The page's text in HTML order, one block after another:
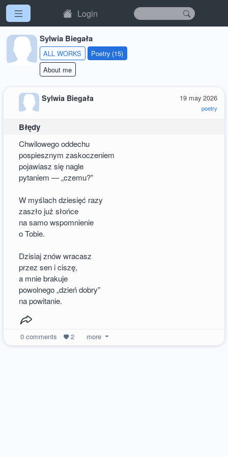
Login
Sylwia Biegała
ALL WORKS
Poetry (15)
About me
19 may 2026
poetry
Sylwia Biegała
Błędy
Chwilowego oddechu
pospiesznym zaskoczeniem
pojawiasz się nagle
pytaniem — „czemu?”
W myślach dziesięć razy
zaszło już słońce
na samo wspomnienie
o Tobie.
Dzisiaj znów wracasz
przez sen i ciszę,
a mnie brakuje
powolnego „dzień dobry”
na powitanie.
0comments 2 more